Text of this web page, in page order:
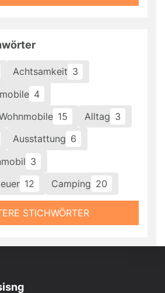
Achtsamkeit 3
4
15 Alltag 3
Ausstattung 6
3
12 Camping 20
STICHWÖRTER